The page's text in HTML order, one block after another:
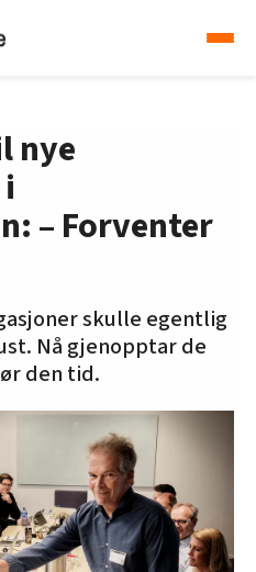
nye
– Forventer
skulle egentlig
Nå gjenopptar de
den tid.